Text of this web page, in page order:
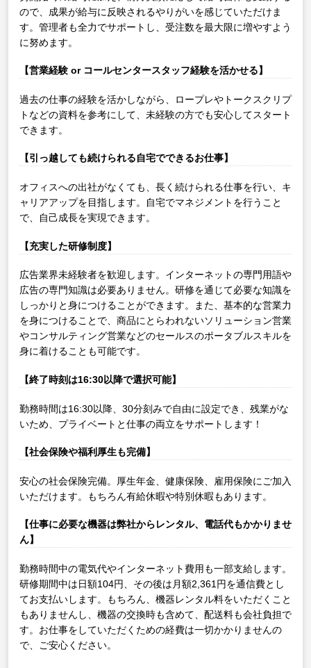
ので、成果が給与に反映されるやりがいを感じていただけま
す。管理者も全力でサポートし、受注数を最大限に増やすよう
に努めます。
【営業経験 or コールセンタースタッフ経験を活かせる】
過去の仕事の経験を活かしながら、ロープレやトークスクリプ
トなどの資料を参考にして、未経験の方でも安心してスタート
できます。
【引っ越しても続けられる自宅でできるお仕事】
オフィスへの出社がなくても、長く続けられる仕事を行い、キ
ャリアアップを目指します。自宅でマネジメントを行うこと
で、自己成長を実現できます。
【充実した研修制度】
広告業界未経験者を歓迎します。インターネットの専門用語や
広告の専門知識は必要ありません。研修を通じて必要な知識を
しっかりと身につけることができます。また、基本的な営業力
を身につけることで、商品にとらわれないソリューション営業
やコンサルティング営業などのセールスのポータブルスキルを
身に着けることも可能です。
【終了時刻は16:30以降で選択可能】
勤務時間は16:30以降、30分刻みで自由に設定でき、残業がな
いため、プライベートと仕事の両立をサポートします！
【社会保険や福利厚生も完備】
安心の社会保険完備。厚生年金、健康保険、雇用保険にご加入
いただけます。もちろん有給休暇や特別休暇もあります。
【仕事に必要な機器は弊社からレンタル、電話代もかかりませ
ん】
勤務時間中の電気代やインターネット費用も一部支給します。
研修期間中は日額104円、その後は月額2,361円を通信費とし
てお支払いします。もちろん、機器レンタル料をいただくこと
もありませんし、機器の交換時も含めて、配送料も会社負担で
す。お仕事をしていただくための経費は一切かかりませんの
で、ご安心ください。